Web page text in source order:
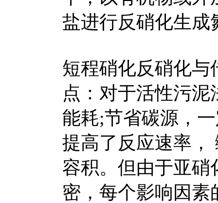
盐进行反硝化生成
短程硝化反硝化与
点：对于活性污泥
能耗;节省碳源，
提高了反应速率，
容积。但由于亚硝
密，每个影响因素